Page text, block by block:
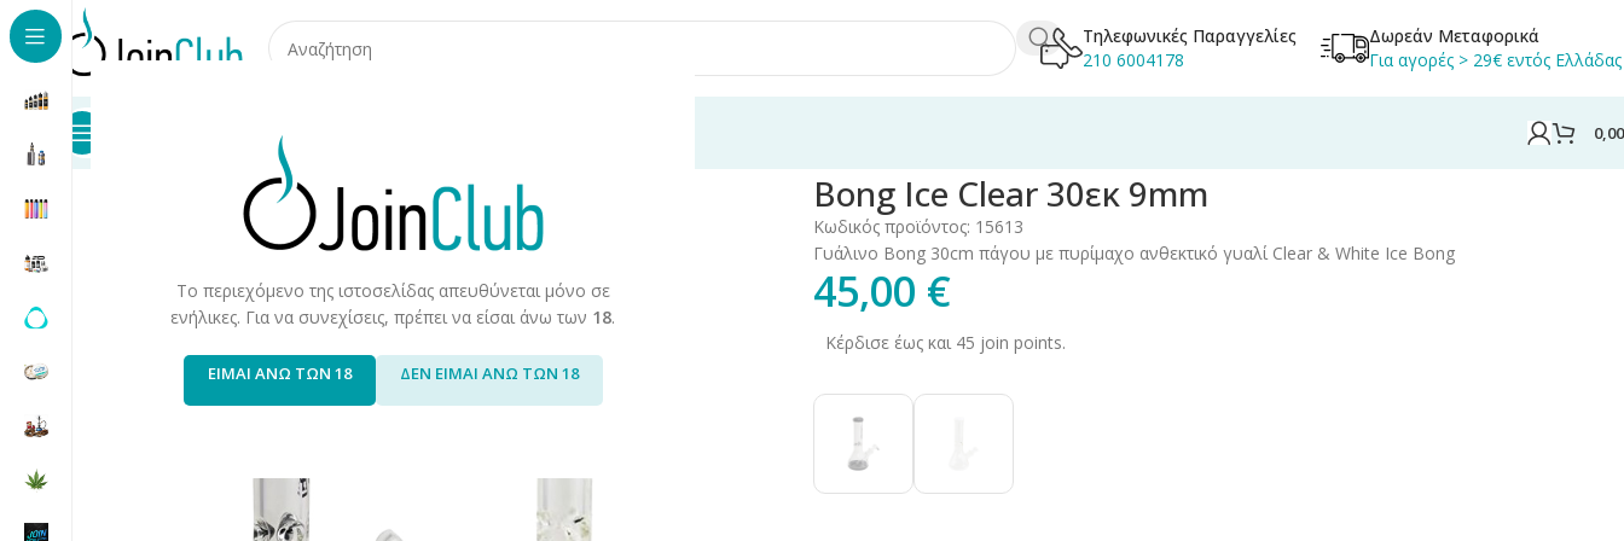
Το περιεχόμενο της ιστοσελίδας απευθύνεται μόνο σε
ενήλικες. Για να συνεχίσεις, πρέπει να είσαι άνω των 18.
ΕΙΜΑΙ ΑΝΩ ΤΩΝ 18 ΔΕΝ ΕΙΜΑΙ ΑΝΩ ΤΩΝ 18
Τηλεφωνικές Παραγγελίες
210 6004178
Δωρεάν Μεταφορικά
Για αγορές > 29€ εντός
Καταστήματα
Προϊόντα CBD
Bong Ice Clear 30εκ 9mm
Κωδικός προϊόντος: 15613
Γυάλινο Βong 30cm πάγου με πυρίμαχο ανθεκτικό γυαλί Clear & White Ice Bong
45,00 €
Κέρδισε έως και 45 join points.